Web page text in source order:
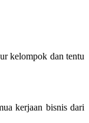
kelompok dan tentu
kerjaan bisnis dari